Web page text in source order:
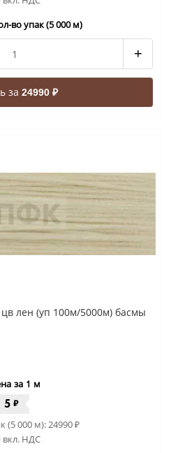
во упак (5 000 м)
+
за 24990 ₽
лен (уп 100м/5000м) басмы
за 1 м
5 ₽
(5 000 м):24990₽
вкл. НДС